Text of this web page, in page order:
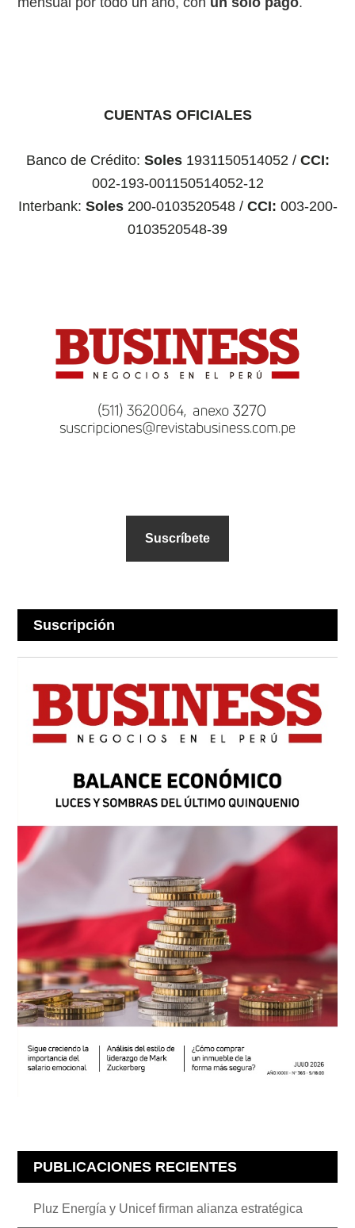
CUENTAS OFICIALES
Banco de Crédito: Soles1931150514052 / CCI:
002-193-001150514052-12
Interbank: Soles200-0103520548 / CCI: 003-200-
0103520548-39
Suscríbete
Suscripción
PUBLICACIONES RECIENTES
Pluz Energía y Unicef firman alianza estratégica